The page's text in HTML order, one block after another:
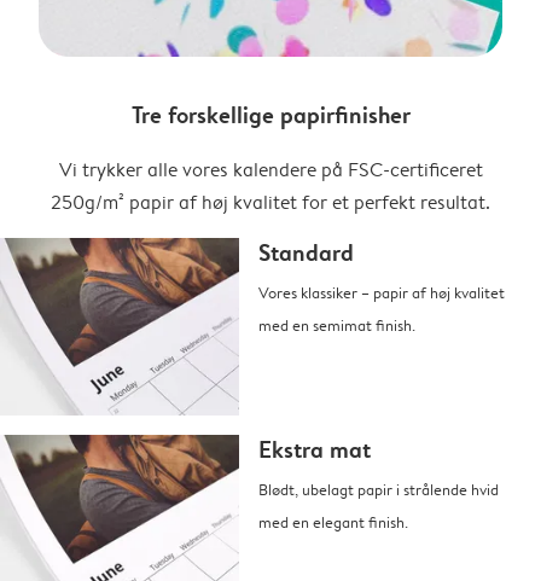
Tre forskellige papirfinisher
Vi trykker alle vores kalendere på FSC-certificeret
250g/m² papir af høj kvalitet for et perfekt resultat.
Standard
Vores klassiker – papir af høj kvalitet
med en semimat finish.
Ekstra mat
Blødt, ubelagt papir i strålende hvid
med en elegant finish.